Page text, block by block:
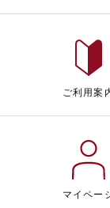
ご利用案
マイペー